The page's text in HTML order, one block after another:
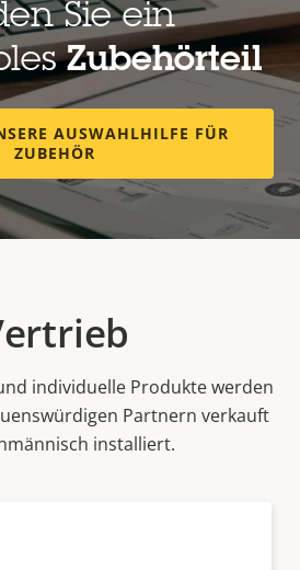
Sie ein
Zubehörteil
AUSWAHLHILFE FÜR
ZUBEHÖR
individuelle Produkte werden
Partnern verkauft
installiert.